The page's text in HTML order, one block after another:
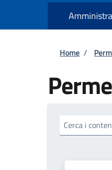
Home /
Cerca i